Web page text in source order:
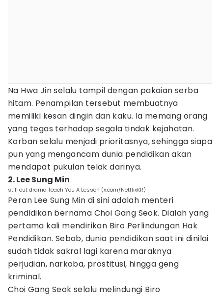
Na Hwa Jin selalu tampil dengan pakaian serba
hitam. Penampilan tersebut membuatnya
memiliki kesan dingin dan kaku. Ia memang orang
yang tegas terhadap segala tindak kejahatan.
Korban selalu menjadi prioritasnya, sehingga siapa
pun yang mengancam dunia pendidikan akan
mendapat pukulan telak darinya.
2. Lee Sung Min
still cut drama Teach You A Lesson (x.com/NetflixKR)
Peran Lee Sung Min di sini adalah menteri
pendidikan bernama Choi Gang Seok. Dialah yang
pertama kali mendirikan Biro Perlindungan Hak
Pendidikan. Sebab, dunia pendidikan saat ini dinilai
sudah tidak sakral lagi karena maraknya
perjudian, narkoba, prostitusi, hingga geng
kriminal.
Choi Gang Seok selalu melindungi Biro